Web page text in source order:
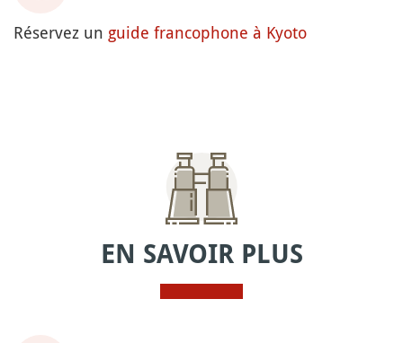
Réservez un guide francophone à Kyoto
EN SAVOIR PLUS